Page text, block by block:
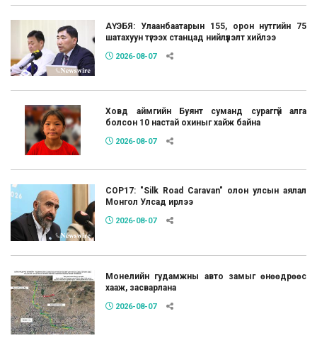
АҮЭБЯ: Улаанбаатарын 155, орон нутгийн 75
шатахуун түгээх станцад нийлүүлэлт хийлээ
2026-08-07
Ховд аймгийн Буянт суманд сураггүй алга
болсон 10 настай охиныг хайж байна
2026-08-07
COP17: "Silk Road Caravan" олон улсын аялал
Монгол Улсад ирлээ
2026-08-07
Монелийн гудамжны авто замыг өнөөдрөөс
хааж, засварлана
2026-08-07